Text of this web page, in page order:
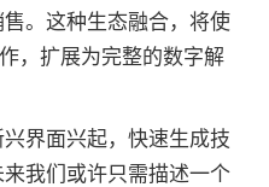
。这种生态融合，将使
，扩展为完整的数字解
界面兴起，快速生成技
我们或许只需描述一个